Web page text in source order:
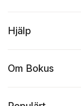
Hjälp
Om Bokus